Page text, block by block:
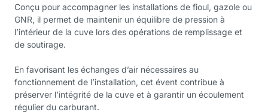
Conçu pour accompagner les installations de fioul, gazole ou
GNR, il permet de maintenir un équilibre de pression à
l’intérieur de la cuve lors des opérations de remplissage et
de soutirage.
En favorisant les échanges d’air nécessaires au
fonctionnement de l’installation, cet évent contribue à
préserver l’intégrité de la cuve et à garantir un écoulement
régulier du carburant.